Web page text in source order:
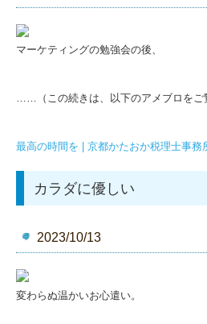
マーケティングの勉強会の後、
……（この続きは、以下のアメブロをご
最高の時間を | 京都かたおか税理士事務
カラダに優しい
2023/10/13
変わらぬ温かいお心遣い。